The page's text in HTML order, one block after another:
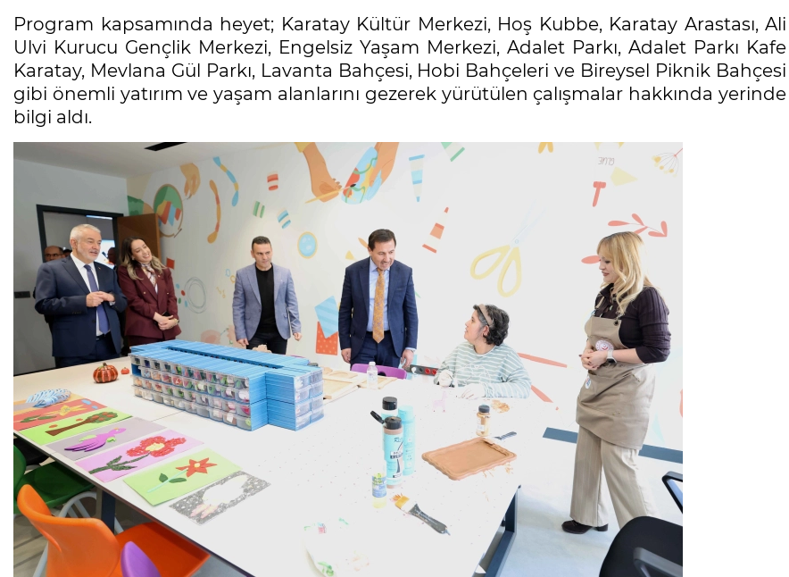
Program kapsamında heyet; Karatay Kültür Merkezi, Hoş Kubbe, Karatay Arastası, Ali
Ulvi Kurucu Gençlik Merkezi, Engelsiz Yaşam Merkezi, Adalet Parkı, Adalet Parkı Kafe
Karatay, Mevlana Gül Parkı, Lavanta Bahçesi, Hobi Bahçeleri ve Bireysel Piknik Bahçesi
gibi önemli yatırım ve yaşam alanlarını gezerek yürütülen çalışmalar hakkında yerinde
bilgi aldı.